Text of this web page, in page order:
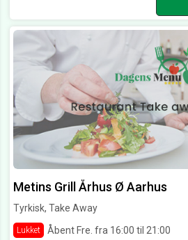
Metins Grill Århus Ø Aarhus
Tyrkisk, Take Away
Lukket
Åbent Fre. fra 16:00 til 21:00